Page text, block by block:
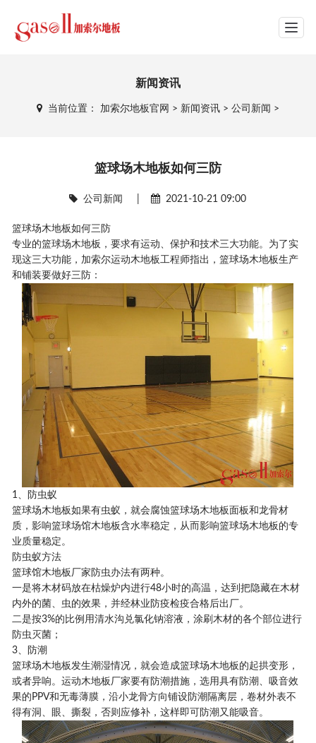
网站导航
新闻资讯
当前位置： 加索尔地板官网 > 新闻资讯> 公司新闻 >
篮球场木地板如何三防
公司新闻 2021-10-21 09:00
篮球场木地板如何三防
专业的篮球场木地板，要求有运动、保护和技术三大功能。为了实
现这三大功能，加索尔运动木地板工程师指出，篮球场木地板生产
和铺装要做好三防：
1、防虫蚁
篮球场木地板如果有虫蚁，就会腐蚀篮球场木地板面板和龙骨材
质，影响篮球场馆木地板含水率稳定，从而影响篮球场木地板的专
业质量稳定。
防虫蚁方法
篮球馆木地板厂家防虫办法有两种。
一是将木材码放在枯燥炉内进行48小时的高温，达到把隐藏在木材
内外的菌、虫的效果，并经林业防疫检疫合格后出厂。
二是按3%的比例用清水沟兑氯化钠溶液，涂刷木材的各个部位进行
防虫灭菌；
3、防潮
篮球场木地板发生潮湿情况，就会造成篮球场木地板的起拱变形，
或者异响。运动木地板厂家要有防潮措施，选用具有防潮、吸音效
果的PPV和无毒薄膜，沿小龙骨方向铺设防潮隔离层，卷材外表不
得有洞、眼、撕裂，否则应修补，这样即可防潮又能吸音。